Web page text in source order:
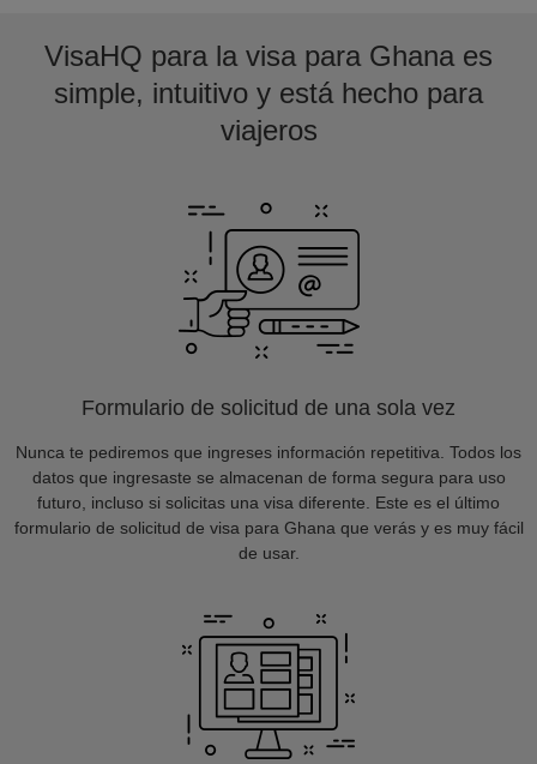
VisaHQ para la visa para Ghana es
simple, intuitivo y está hecho para
viajeros
Formulario de solicitud de una sola vez
Nunca te pediremos que ingreses información repetitiva. Todos los
datos que ingresaste se almacenan de forma segura para uso
futuro, incluso si solicitas una visa diferente. Este es el último
formulario de solicitud de visa para Ghana que verás y es muy fácil
de usar.